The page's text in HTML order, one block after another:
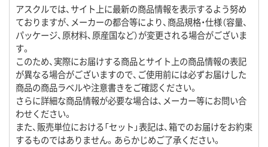
アスクルでは、サイト上に最新の商品情報を表示するよう努め
ておりますが、メーカーの都合等により、商品規格・仕様（容量、
パッケージ、原材料、原産国など）が変更される場合がございま
す。
このため、実際にお届けする商品とサイト上の商品情報の表記
が異なる場合がございますので、ご使用前には必ずお届けした
商品の商品ラベルや注意書きをご確認ください。
さらに詳細な商品情報が必要な場合は、メーカー等にお問い合
わせください。
また、販売単位における「セット」表記は、箱でのお届けをお約束
するものではありません。あらかじめご了承ください。